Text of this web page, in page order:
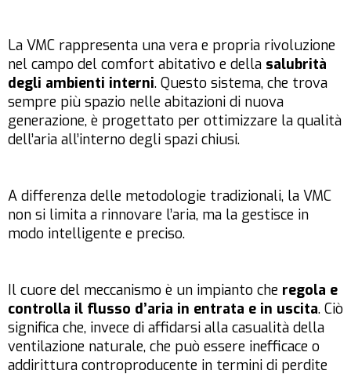
La VMC rappresenta una vera e propria rivoluzione
nel campo del comfort abitativo e della salubrità
degli ambienti interni. Questo sistema, che trova
sempre più spazio nelle abitazioni di nuova
generazione, è progettato per ottimizzare la qualità
dell’aria all’interno degli spazi chiusi.
A differenza delle metodologie tradizionali, la VMC
non si limita a rinnovare l’aria, ma la gestisce in
modo intelligente e preciso.
Il cuore del meccanismo è un impianto che regola e
controlla il flusso d’aria in entrata e in uscita. Ciò
significa che, invece di affidarsi alla casualità della
ventilazione naturale, che può essere inefficace o
addirittura controproducente in termini di perdite